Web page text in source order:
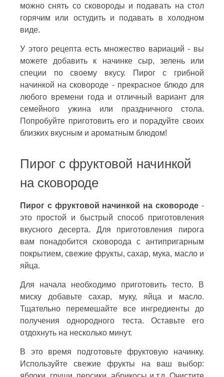
можно снять со сковороды и подавать на стол
горячим или остудить и подавать в холодном
виде.
У этого рецепта есть множество вариаций - вы
можете добавить к начинке сыр, зелень или
специи по своему вкусу. Пирог с грибной
начинкой на сковороде - прекрасное блюдо для
любого времени года и отличный вариант для
семейного ужина или праздничного стола.
Попробуйте приготовить его и порадуйте своих
близких вкусным и ароматным блюдом!
Пирог с фруктовой начинкой
на сковороде
Пирог с фруктовой начинкой на сковороде -
это простой и быстрый способ приготовления
вкусного десерта. Для приготовления пирога
вам понадобится сковорода с антипригарным
покрытием, свежие фрукты, сахар, мука, масло и
яйца.
Для начала необходимо приготовить тесто. В
миску добавьте сахар, муку, яйца и масло.
Тщательно перемешайте все ингредиенты до
получения однородного теста. Оставьте его
отдохнуть на несколько минут.
В это время подготовьте фруктовую начинку.
Используйте свежие фрукты на ваш выбор: